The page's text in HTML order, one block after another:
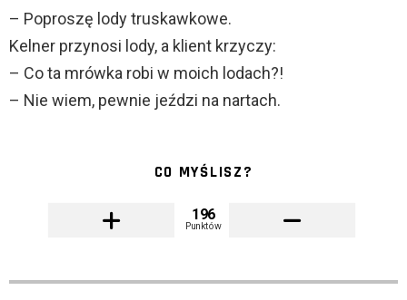
– Poproszę lody truskawkowe.
Kelner przynosi lody, a klient krzyczy:
– Co ta mrówka robi w moich lodach?!
– Nie wiem, pewnie jeździ na nartach.
CO MYŚLISZ?
196
Punktów